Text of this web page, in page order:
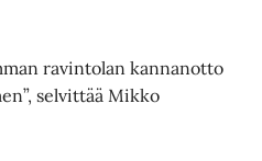
ravintolan kannanotto
selvittää Mikko